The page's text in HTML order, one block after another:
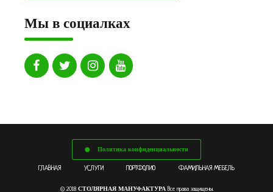
Мы в социалках
Политика конфиденциальности
ГЛАВНАЯ УСЛУГИ ПОРТФОЛИО ФАМИЛЬНАЯ МЕБЕЛЬ
© 2018 СТОЛЯРНАЯ МАНУФАКТУРАВсе права защищены.